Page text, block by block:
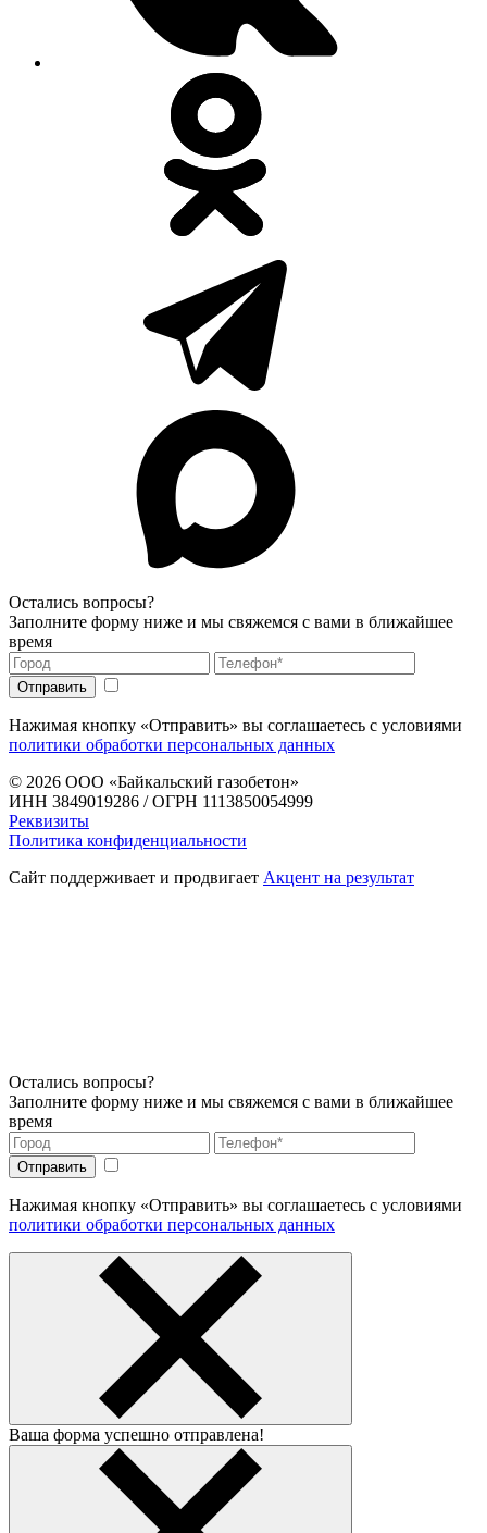
Остались вопросы?
Заполните форму ниже и мы свяжемся с вами в ближайшее
время
Нажимая кнопку «Отправить» вы соглашаетесь с условиями
политики обработки персональных данных
© 2026 ООО «Байкальский газобетон»
ИНН 3849019286 / ОГРН 1113850054999
Реквизиты
Политика конфиденциальности
Сайт поддерживает и продвигает Акцент на результат
Остались вопросы?
Заполните форму ниже и мы свяжемся с вами в ближайшее
время
Нажимая кнопку «Отправить» вы соглашаетесь с условиями
политики обработки персональных данных
Ваша форма успешно отправлена!